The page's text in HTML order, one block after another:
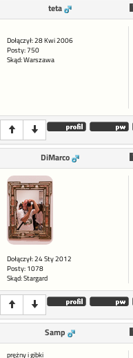
teta
Dołączył: 28 Kwi 2006
Posty: 750
Skąd: Warszawa
DiMarco
Dołączył: 24 Sty 2012
Posty: 1078
Skąd: Stargard
Samp
prężny i gibki